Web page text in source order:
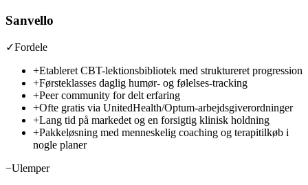
Sanvello
✓Fordele
+Etableret CBT-lektionsbibliotek med struktureret progression
+Førsteklasses daglig humør- og følelses-tracking
+Peer community for delt erfaring
+Ofte gratis via UnitedHealth/Optum-arbejdsgiverordninger
+Lang tid på markedet og en forsigtig klinisk holdning
+Pakkeløsning med menneskelig coaching og terapitilkøb i
nogle planer
−Ulemper